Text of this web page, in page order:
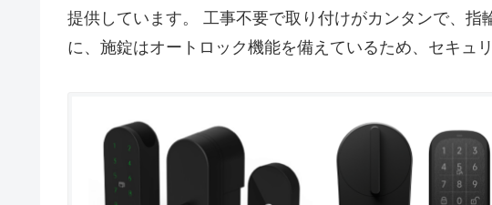
提供しています。 工事不要で取り付けがカンタンで、指
に、施錠はオートロック機能を備えているため、セキュ